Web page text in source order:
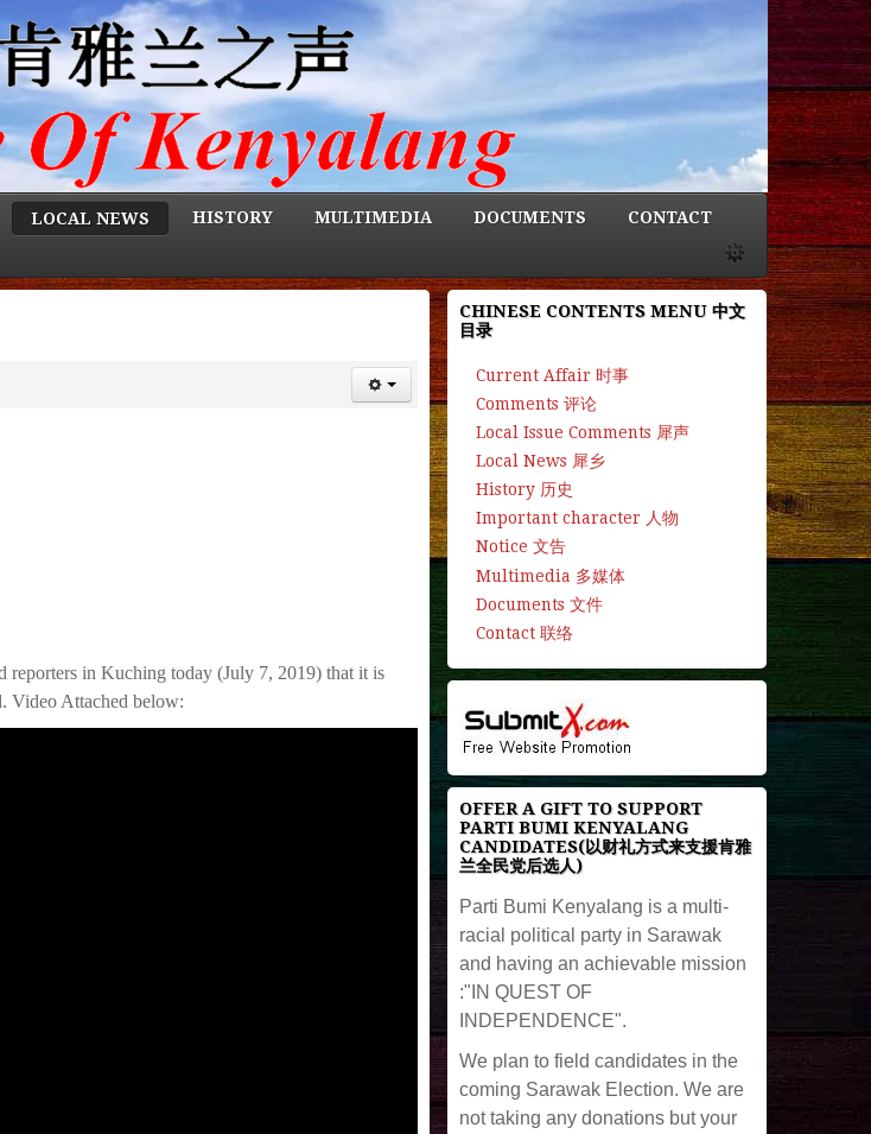
LOCAL NEWS HISTORY MULTIMEDIA DOCUMENTS CONTACT
reporters in Kuching today (July 7, 2019) that it is
Video Attached below:
CHINESE CONTENTS MENU 中文
目录
Current Affair 时事
Comments 评论
Local Issue Comments 犀声
Local News 犀乡
History 历史
Important character 人物
Notice 文告
Multimedia 多媒体
Documents 文件
Contact 联络
OFFER A GIFT TO SUPPORT
PARTI BUMI KENYALANG
CANDIDATES(以财礼方式来支援肯雅
兰全民党后选人)
Parti Bumi Kenyalang is a multi-
racial political party in Sarawak
and having an achievable mission
:"IN QUEST OF
INDEPENDENCE".
We plan to field candidates in the
coming Sarawak Election. We are
not taking any donations but your